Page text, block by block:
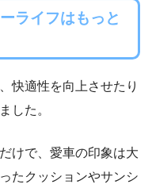
ライフはもっと
快適性を向上させたり
した。
けで、愛車の印象は大
たクッションやサンシ